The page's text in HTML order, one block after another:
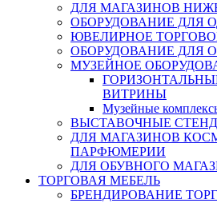
ДЛЯ МАГАЗИНОВ
ОБОРУДОВАНИЕ ДЛЯ
ЮВЕЛИРНОЕ
ОБОРУДОВАНИЕ ДЛЯ
МУЗЕЙНОЕ
ВИТРИНЫ
Музейные
ВЫСТАВОЧНЫЕ
ДЛЯ МАГАЗИНОВ
ПАРФЮМЕРИИ
ДЛЯ ОБУВНОГО
ТОРГОВАЯ МЕБЕЛЬ
БРЕНДИРОВАНИЕ